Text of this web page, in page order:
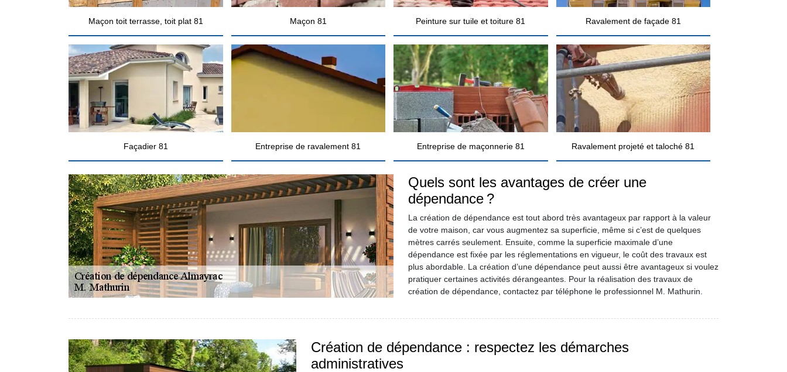
Maçon toit terrasse, toit plat 81 Maçon 81 Peinture sur tuile et toiture 81 Ravalement de façade 81
Façadier 81 Entreprise de ravalement 81 Entreprise de maçonnerie 81 Ravalement projeté et taloché 81
Quels sont les avantages de créer une
dépendance ?
La création de dépendance est tout abord très avantageux par rapport à la valeur
de votre maison, car vous augmentez sa superficie, même si c’est de quelques
mètres carrés seulement. Ensuite, comme la superficie maximale d’une
dépendance est fixée par les réglementations en vigueur, le coût des travaux est
plus abordable. La création d’une dépendance peut aussi être avantageux si voulez
pratiquer certaines activités dérangeantes. Pour la réalisation des travaux de
création de dépendance, contactez par téléphone le professionnel M. Mathurin.
Création de dépendance : respectez les démarches
administratives